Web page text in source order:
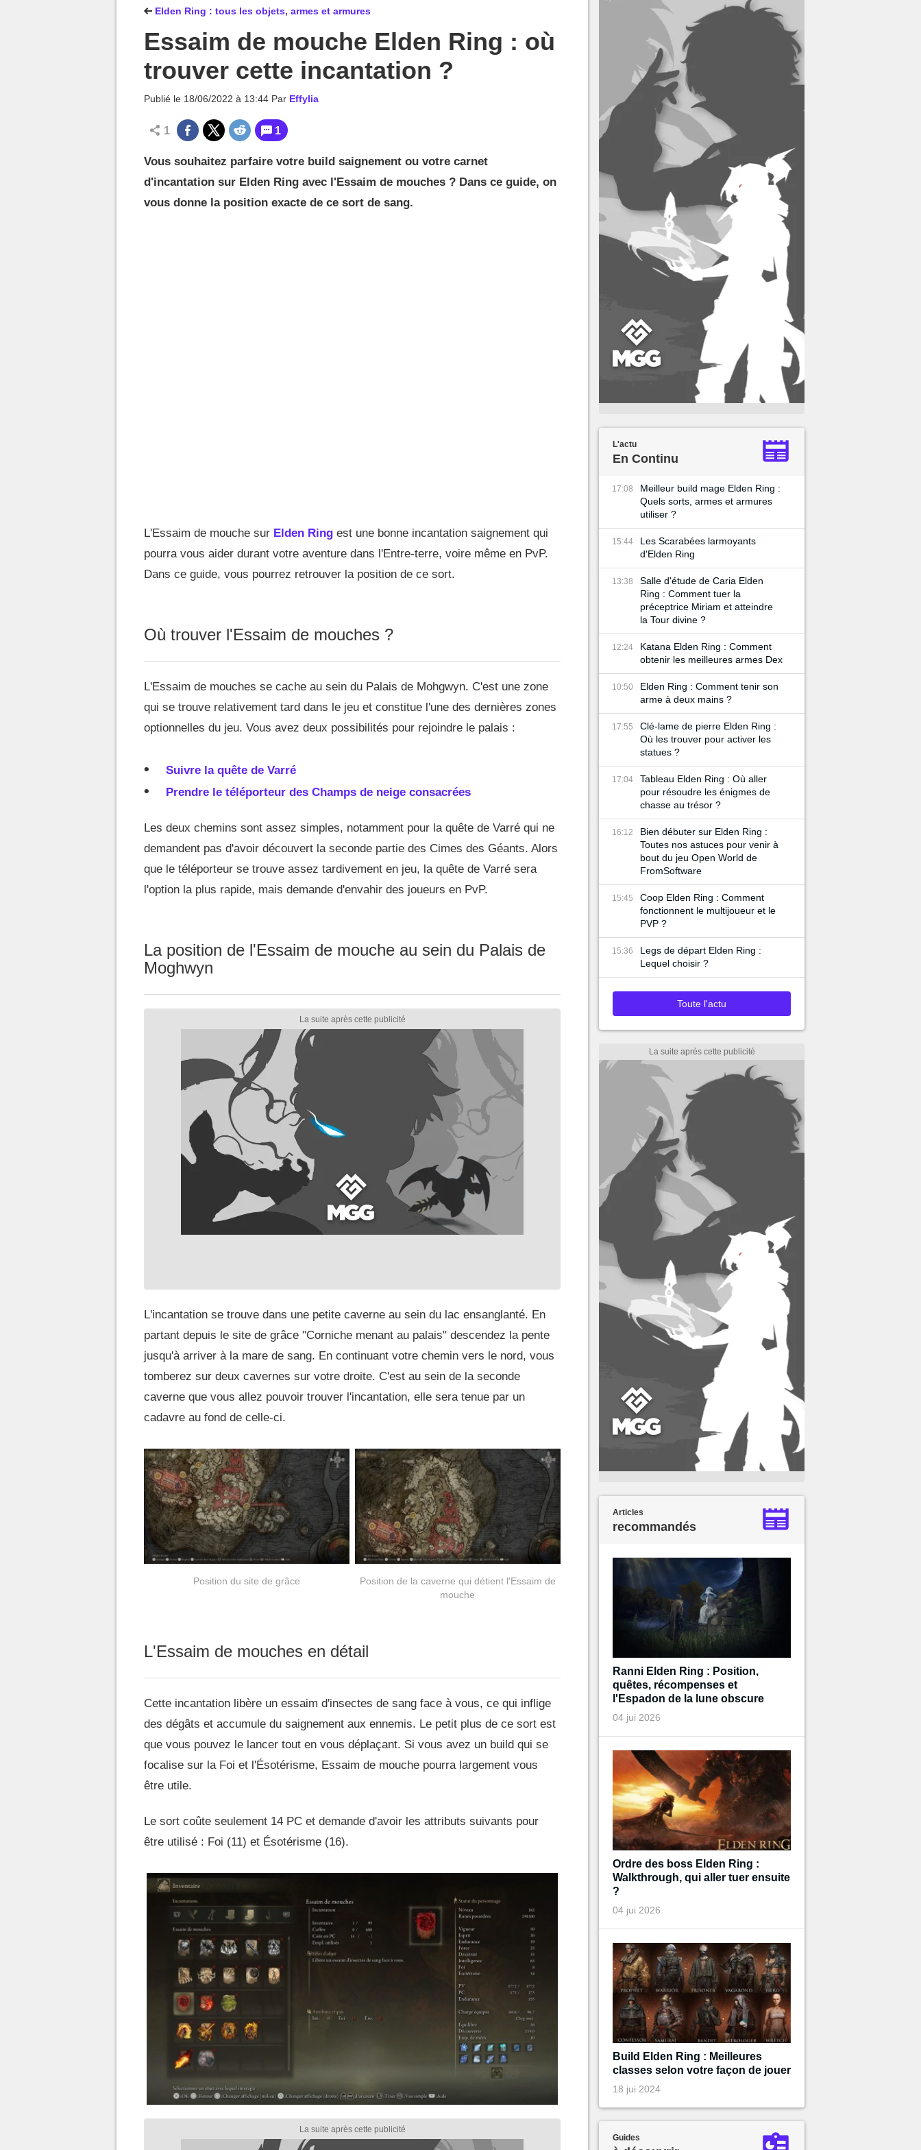
Elden Ring : tous les objets, armes et armures
Essaim de mouche Elden Ring : où
trouver cette incantation ?
Publié le 18/06/2022 à 13:44 Par Effylia
1 1
Vous souhaitez parfaire votre build saignement ou votre carnet
d'incantation sur Elden Ring avec l'Essaim de mouches ? Dans ce guide, on
vous donne la position exacte de ce sort de sang.
L'Essaim de mouche sur Elden Ring est une bonne incantation saignement qui
pourra vous aider durant votre aventure dans l'Entre-terre, voire même en PvP.
Dans ce guide, vous pourrez retrouver la position de ce sort.
Où trouver l'Essaim de mouches ?
L'Essaim de mouches se cache au sein du Palais de Mohgwyn. C'est une zone
qui se trouve relativement tard dans le jeu et constitue l'une des dernières zones
optionnelles du jeu. Vous avez deux possibilités pour rejoindre le palais :
Suivre la quête de Varré
Prendre le téléporteur des Champs de neige consacrées
Les deux chemins sont assez simples, notamment pour la quête de Varré qui ne
demandent pas d'avoir découvert la seconde partie des Cimes des Géants. Alors
que le téléporteur se trouve assez tardivement en jeu, la quête de Varré sera
l'option la plus rapide, mais demande d'envahir des joueurs en PvP.
La position de l'Essaim de mouche au sein du Palais de
Moghwyn
L'incantation se trouve dans une petite caverne au sein du lac ensanglanté. En
partant depuis le site de grâce "Corniche menant au palais" descendez la pente
jusqu'à arriver à la mare de sang. En continuant votre chemin vers le nord, vous
tomberez sur deux cavernes sur votre droite. C'est au sein de la seconde
caverne que vous allez pouvoir trouver l'incantation, elle sera tenue par un
cadavre au fond de celle-ci.
Position du site de grâce
Position de la caverne qui détient l'Essaim de
mouche
L'Essaim de mouches en détail
Cette incantation libère un essaim d'insectes de sang face à vous, ce qui inflige
des dégâts et accumule du saignement aux ennemis. Le petit plus de ce sort est
que vous pouvez le lancer tout en vous déplaçant. Si vous avez un build qui se
focalise sur la Foi et l'Ésotérisme, Essaim de mouche pourra largement vous
être utile.
Le sort coûte seulement 14 PC et demande d'avoir les attributs suivants pour
être utilisé : Foi (11) et Ésotérisme (16).
L'actu
En Continu
17:08
Meilleur build mage Elden Ring :
Quels sorts, armes et armures
utiliser ?
15:44
Les Scarabées larmoyants
d'Elden Ring
13:38
Salle d'étude de Caria Elden
Ring : Comment tuer la
préceptrice Miriam et atteindre
la Tour divine ?
12:24
Katana Elden Ring : Comment
obtenir les meilleures armes Dex
10:50
Elden Ring : Comment tenir son
arme à deux mains ?
17:55
Clé-lame de pierre Elden Ring :
Où les trouver pour activer les
statues ?
17:04
Tableau Elden Ring : Où aller
pour résoudre les énigmes de
chasse au trésor ?
16:12
Bien débuter sur Elden Ring :
Toutes nos astuces pour venir à
bout du jeu Open World de
FromSoftware
15:45
Coop Elden Ring : Comment
fonctionnent le multijoueur et le
PVP ?
15:36
Legs de départ Elden Ring :
Lequel choisir ?
Toute l'actu
Articles
recommandés
Ranni Elden Ring : Position,
quêtes, récompenses et
l'Espadon de la lune obscure
04 jui 2026
Ordre des boss Elden Ring :
Walkthrough, qui aller tuer ensuite
?
04 jui 2026
Build Elden Ring : Meilleures
classes selon votre façon de jouer
18 jui 2024
Guides